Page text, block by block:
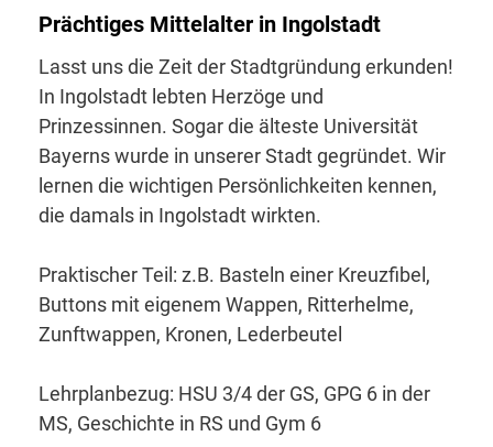
Prächtiges Mittelalter in Ingolstadt
Lasst uns die Zeit der Stadtgründung erkunden!
In Ingolstadt lebten Herzöge und
Prinzessinnen. Sogar die älteste Universität
Bayerns wurde in unserer Stadt gegründet. Wir
lernen die wichtigen Persönlichkeiten kennen,
die damals in Ingolstadt wirkten.
Praktischer Teil: z.B. Basteln einer Kreuzfibel,
Buttons mit eigenem Wappen, Ritterhelme,
Zunftwappen, Kronen, Lederbeutel
Lehrplanbezug: HSU 3/4 der GS, GPG 6 in der
MS, Geschichte in RS und Gym 6